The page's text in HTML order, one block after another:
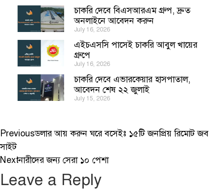
চাকরি দেবে বিএসআরএম গ্রুপ, দ্রুত
অনলাইনে আবেদন করুন
July 16, 2026
এইচএসসি পাসেই চাকরি আবুল খায়ের
গ্রুপে
July 16, 2026
চাকরি দেবে এভারকেয়ার হাসপাতাল,
আবেদন শেষ ২২ জুলাই
July 15, 2026
Previousডলার আয় করুন ঘরে বসেইঃ ১৫টি জনপ্রিয় রিমোট জব
সাইট
Nextনারীদের জন্য সেরা ১০ পেশা
Leave a Reply